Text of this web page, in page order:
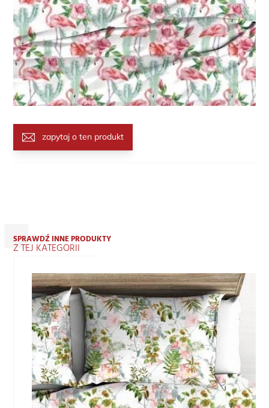
zapytaj o ten produkt
SPRAWDŹ INNE PRODUKTY
Z TEJ KATEGORII